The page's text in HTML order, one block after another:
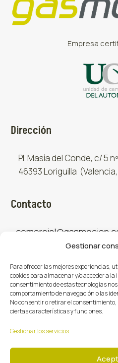
Gestionar
Para ofrecer las mejores experiencias,
cookies para almacenar y/o acceder a
consentimiento de estas tecnologías
comportamiento de navegación o las
No consentir o retirar el
ciertas características y funciones.
Gestionar los servicios
Empresa
Dirección
P.I. Masía del Conde, c/ 5
46393 Loriguilla
Contacto
Sociales